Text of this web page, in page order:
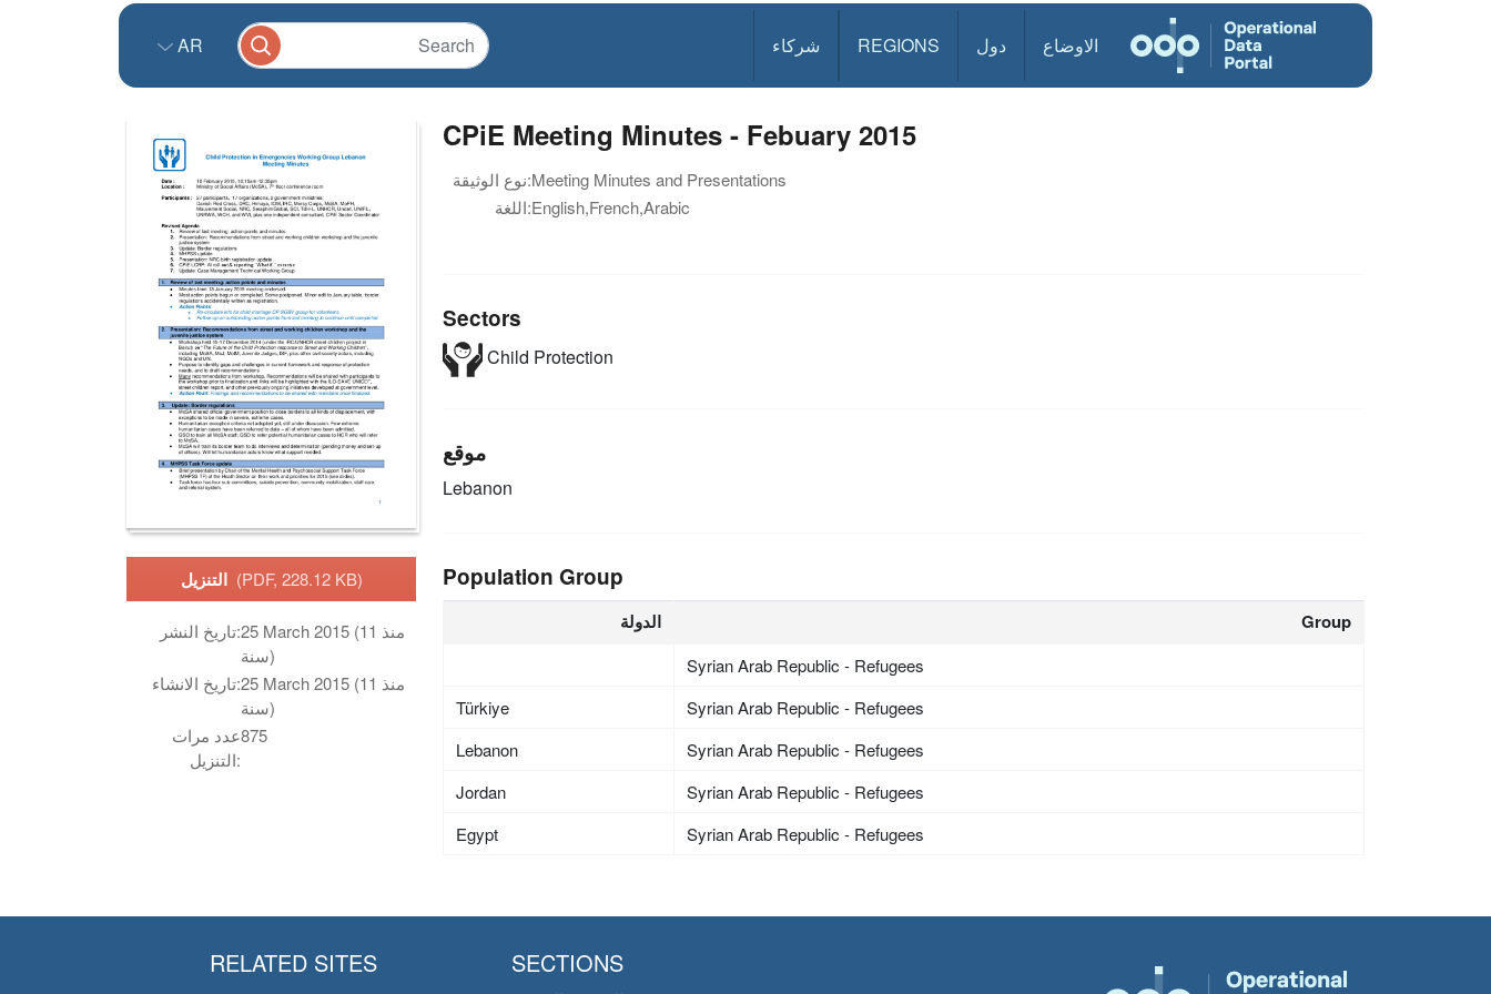
الاوضاع دول REGIONS شركاء AR
التنزيل (PDF, 228.12 KB)
تاريخ النشر:25 March 2015 (منذ 11
سنة)
تاريخ الانشاء:25 March 2015 (منذ 11
سنة)
عدد مرات
التنزيل:
875
CPiE Meeting Minutes - Febuary 2015
نوع الوثيقة:Meeting Minutes and Presentations
اللغة:English,French,Arabic
Sectors
Child Protection
موقع
Lebanon
Population Group
الدولة Group
Syrian Arab Republic - Refugees
Türkiye
Syrian Arab Republic - Refugees
Lebanon
Syrian Arab Republic - Refugees
Jordan
Syrian Arab Republic - Refugees
Egypt
Syrian Arab Republic - Refugees
SECTIONS
RELATED SITES